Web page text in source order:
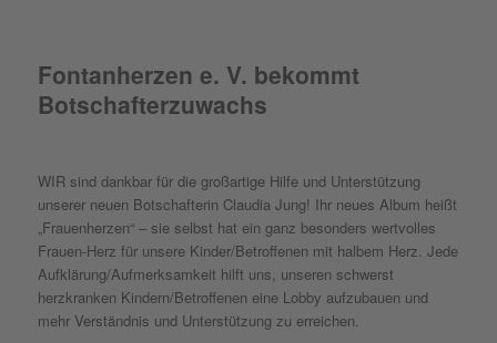
Fontanherzen e. V. bekommt
Botschafterzuwachs
WIR sind dankbar für die großartige Hilfe und Unterstützung
unserer neuen Botschafterin Claudia Jung! Ihr neues Album heißt
„Frauenherzen“ – sie selbst hat ein ganz besonders wertvolles
Frauen-Herz für unsere Kinder/Betroffenen mit halbem Herz. Jede
Aufklärung/Aufmerksamkeit hilft uns, unseren schwerst
herzkranken Kindern/Betroffenen eine Lobby aufzubauen und
mehr Verständnis und Unterstützung zu erreichen.